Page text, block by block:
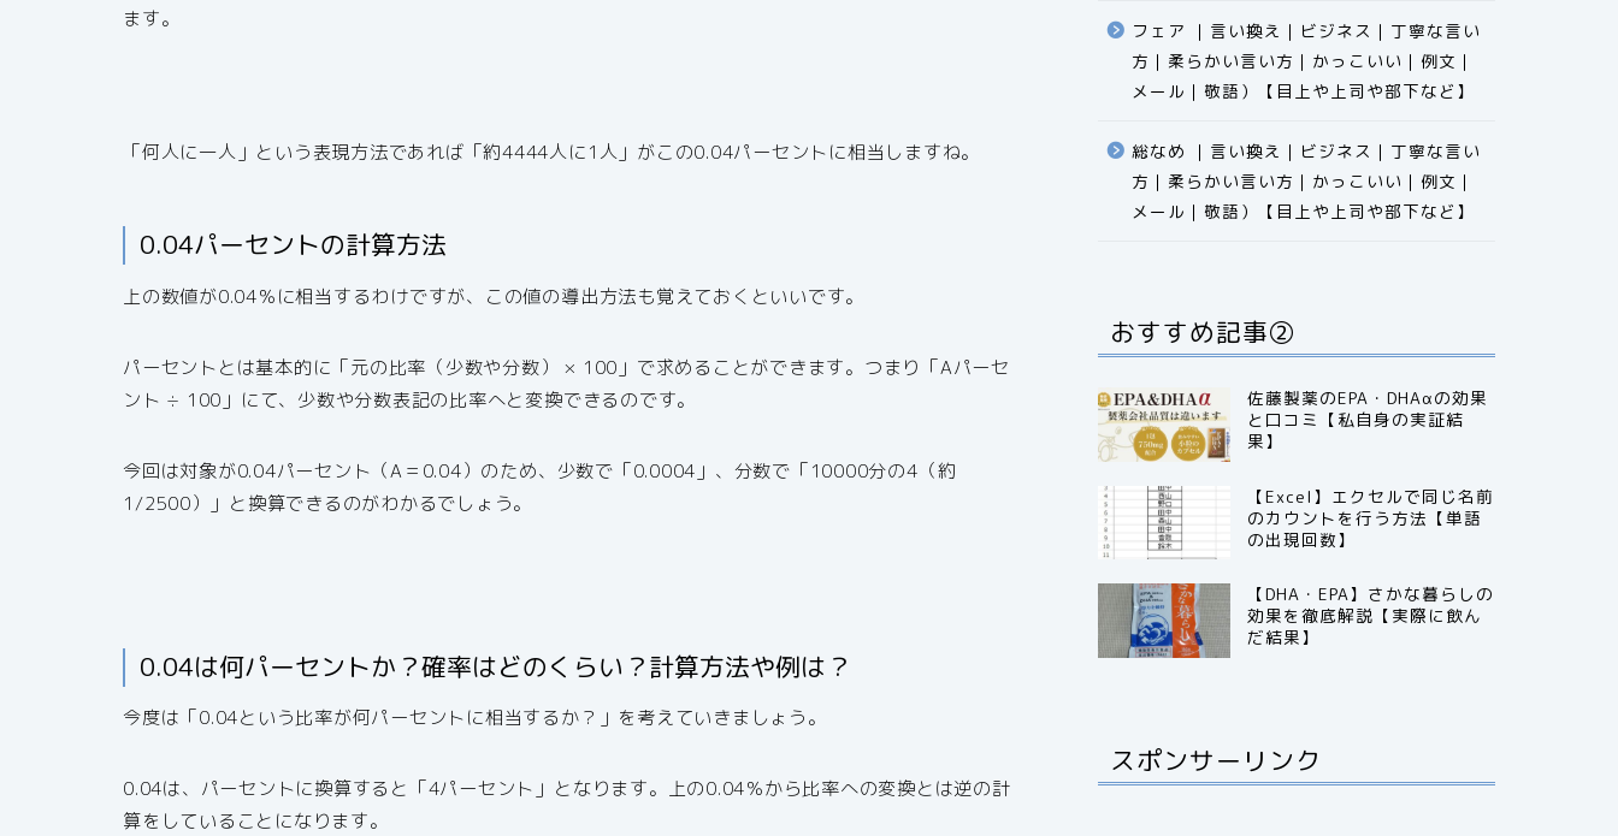
ます。
「何人に一人」という表現方法であれば「約4444人に1人」がこの0.04パーセントに相当しますね。
0.04パーセントの計算方法
上の数値が0.04％に相当するわけですが、この値の導出方法も覚えておくといいです。
パーセントとは基本的に「元の比率（少数や分数） × 100」で求めることができます。つまり「Aパーセ
ント ÷ 100」にて、少数や分数表記の比率へと変換できるのです。
今回は対象が0.04パーセント（A＝0.04）のため、少数で「0.0004」、分数で「10000分の4（約
1/2500）」と換算できるのがわかるでしょう。
0.04は何パーセントか？確率はどのくらい？計算方法や例は？
今度は「0.04という比率が何パーセントに相当するか？」を考えていきましょう。
0.04は、パーセントに換算すると「4パーセント」となります。上の0.04％から比率への変換とは逆の計
算をしていることになります。
フェア ｜言い換え｜ビジネス｜丁寧な言い
方｜柔らかい言い方｜かっこいい｜例文｜
メール｜敬語）【目上や上司や部下など】​​​​​​​​​​​​​​​​
総なめ ｜言い換え｜ビジネス｜丁寧な言い
方｜柔らかい言い方｜かっこいい｜例文｜
メール｜敬語）【目上や上司や部下など】​​​​​​​​​​​​​​​​
おすすめ記事②
佐藤製薬のEPA・DHAαの効果
と口コミ【私自身の実証結
果】
【Excel】エクセルで同じ名前
のカウントを行う方法【単語
の出現回数】
【DHA・EPA】さかな暮らしの
効果を徹底解説【実際に飲ん
だ結果】
スポンサーリンク